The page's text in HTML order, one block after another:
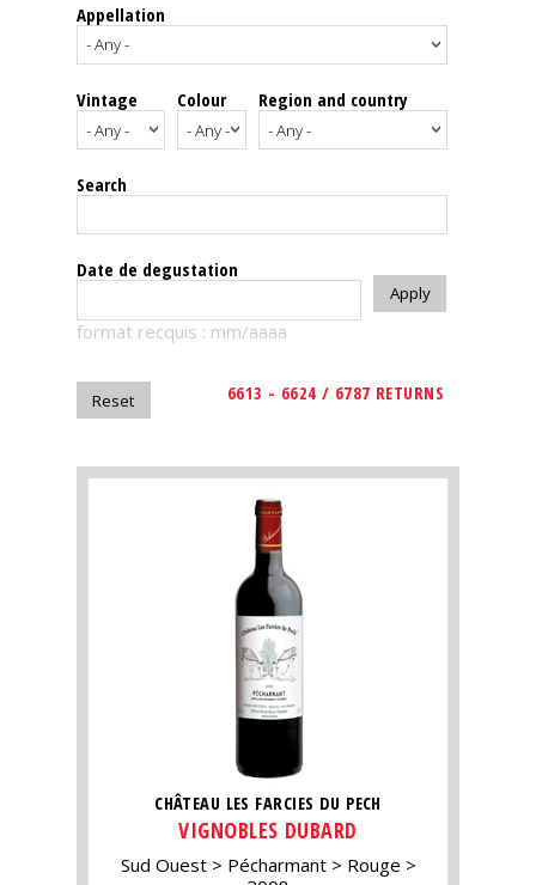
Our
events
Spirits
Tasting
reviews
The
magazine
Magazine
Appellation
Vintage Colour Region and country
Search
Date de degustation
format recquis : mm/aaaa
6613 - 6624 / 6787 RETURNS
CHÂTEAU LES FARCIES DU PECH
VIGNOBLES DUBARD
Sud Ouest Pécharmant
Rouge